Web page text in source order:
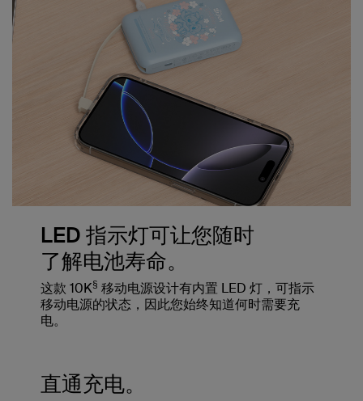
LED 指示灯可让您随时
了解电池寿命。
这款 10K§ 移动电源设计有内置 LED 灯，可指示
移动电源的状态，因此您始终知道何时需要充
电。
直通充电。